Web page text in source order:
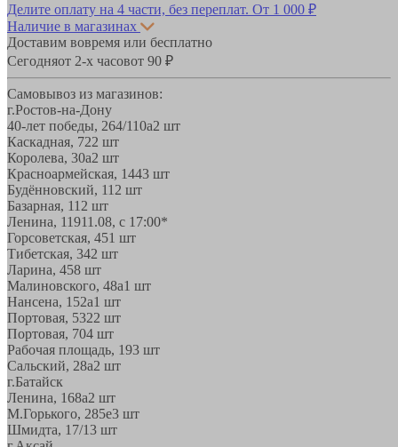
Делите оплату на 4 части, без переплат. От 1 000 ₽
Наличие в магазинах
Доставим вовремя или бесплатно
Сегодняот 2-х часовот 90 ₽
Самовывоз из магазинов:
г.Ростов-на-Дону
40-лет победы, 264/110а2 шт
Каскадная, 722 шт
Королева, 30а2 шт
Красноармейская, 1443 шт
Будённовский, 11 2 шт
Базарная, 11 2 шт
Ленина, 11911.08, с 17:00*
Горсоветская, 451 шт
Тибетская, 342 шт
Ларина, 458 шт
Малиновского, 48а1 шт
Нансена, 152а1 шт
Портовая, 5322 шт
Портовая, 704 шт
Рабочая площадь, 193 шт
Сальский, 28a2 шт
г.Батайск
Ленина, 168а2 шт
М.Горького, 285е3 шт
Шмидта, 17/13 шт